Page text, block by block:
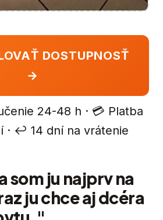
DOSTUPNOSŤ
→
24-48 h · 💳 Platba
· ↩️ 14 dní na vrátenie
som ju najprv na
ju chce aj dcéra